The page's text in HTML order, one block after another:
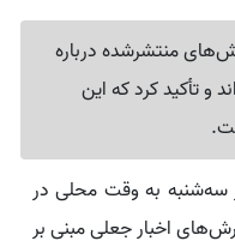
منتشرشده درباره
و تأکید کرد که این
سه‌شنبه به وقت محلی در
اخبار جعلی مبنی بر